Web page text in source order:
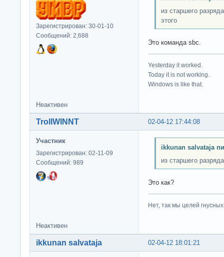
Зарегистрирован: 30-01-10
Сообщений: 2,688
из старшего
этого
Это команда sbc.
Yesterday it worked.
Today it is not working.
Windows is like that.
Неактивен
02-04-12 17:44:08
TrollWINNT
Участник
Зарегистрирован: 02-11-09
Сообщений: 989
ikkunan salvataja
из старшего
Это как?
Нет, так мы целей
Неактивен
02-04-12 18:01:21
ikkunan salvataja